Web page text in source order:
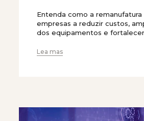
Entenda como a remanufatura
empresas a reduzir custos,
dos equipamentos e fortalecer
Lea mas